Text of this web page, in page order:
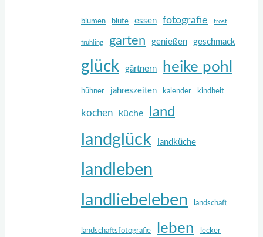
blumen blüte essen fotografie frost
frühling garten genießen geschmack
glück gärtnern heike pohl
hühner jahreszeiten kalender kindheit
kochen küche land
landglück landküche
landleben
landliebeleben
landschaft
landschaftsfotografie leben lecker